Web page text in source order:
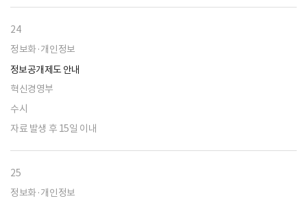
24
정보화·개인정보
정보공개제도 안내
혁신경영부
수시
자료 발생 후 15일 이내
25
정보화·개인정보